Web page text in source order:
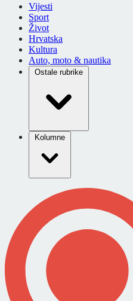
Vijesti
Sport
Život
Hrvatska
Kultura
Auto, moto & nautika
Ostale rubrike
Kolumne